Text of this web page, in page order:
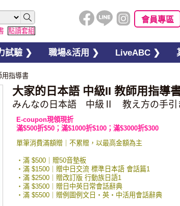
點讀套組
會員專區
試驗 ❯ 職場&活用 ❯ LiveABC ❯
用指導書
大家的日本語 中級II 教師用指導
みんなの日本語 中級Ⅱ 教え方の手引
E-coupon現領現折
滿$500折$50；滿$1000折$100；滿$3000折$300
單筆消費滿額贈｜不累贈，以最高金額為主
・滿 $500｜贈50音墊板
・滿 $1500｜贈中日交流 標準日本語 會話篇1
・滿 $2500｜贈改訂版 行動族日語1
・滿 $3500｜贈日中英日常會話辭典
・滿 $5500｜贈例圖例文日・英・中活用會話辭典